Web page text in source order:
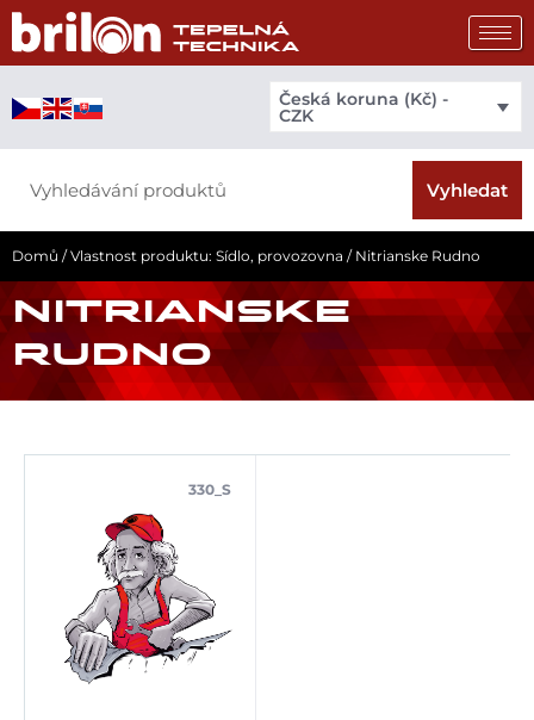
Přeskočit
obsah
Česká koruna (Kč) -
CZK
Vyhledat
Domů / Vlastnost produktu: Sídlo, provozovna / Nitrianske Rudno
NITRIANSKE
RUDNO
330_S